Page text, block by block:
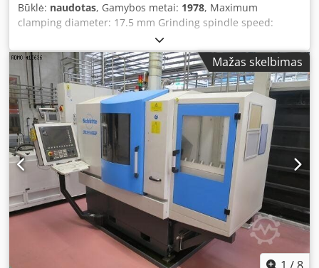
Būklė: naudotas, Gamybos metai: 1978, Maximum
clamping diameter: 17.5 mm Grinding spindle speed:
4,500 rpm Maximum clearance angle: 45° Total power
requirement: 0.55 kW Dkjdpfxotqqpyo Acmjr Machine
weight approx. 120 kg Machine dimensions (L x W x H):
0.54 x 0.47 x 1.31 m = Engraving cutter grinding machine
Mažas skelbimas